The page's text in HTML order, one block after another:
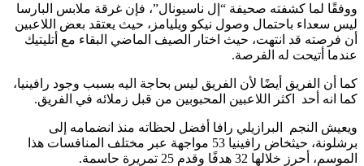
كشفته صحيفة “إل ناسيونال”، فإن غرقة ملابس البارسا
باحتمال وصول نيكو ويليامز، حيث يعتقد بعض اللاعبين
قد انتهت، حيث اختار الصيف الماضي البقاء مع أتليتيك
له الفرصة.
أيضًا لأن الفريق ليس بحاجة اليه بسبب وجود رافينيا،
أحد اكثر اللاعبين المحبوبين من قبل زملائه في الفريق.
البرازيلي رافا أفضل لحظاته منذ انضمامه إلى
برشلونة، حيثخاض رافينيا 53 مواجهة عبر مختلف المنافسات هذا
32 هدفًا وقدم 25 تمريرة حاسمة.